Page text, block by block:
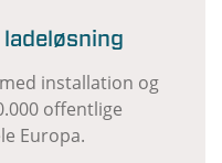
ladeløsning
installation og
offentlige
Europa.